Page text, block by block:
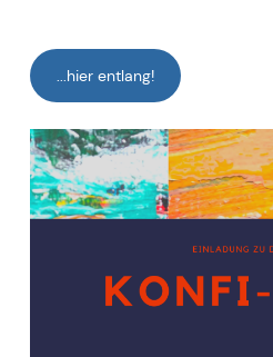
persönlich begrüßen zu dürfen.
...hier entlang!